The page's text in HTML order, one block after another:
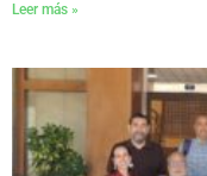
Leer más »